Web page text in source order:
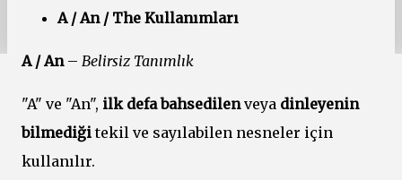
A / An / The Kullanımları
A / An– Belirsiz Tanımlık
"A" ve "An", ilk defa bahsedilenveya dinleyenin
bilmediğitekil ve sayılabilen nesneler için
kullanılır.